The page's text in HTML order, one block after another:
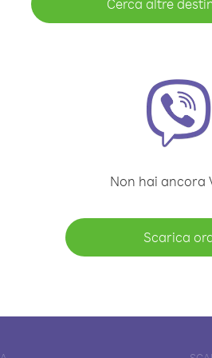
Cerca altre
Non hai ancora
Scarica